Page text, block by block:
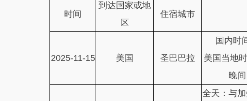
时间
到达国家或地
区
住宿城市
2025-11-15 美国 圣巴巴拉
国内时
美国当地
晚
全天：与